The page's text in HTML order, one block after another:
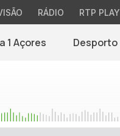
RÁDIO RTP PLAY
1 Açores Desporto